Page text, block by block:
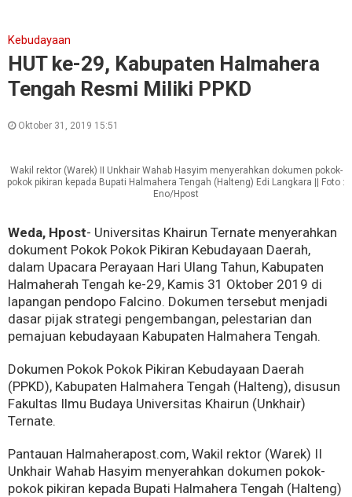
Kebudayaan
HUT ke-29, Kabupaten Halmahera
Tengah Resmi Miliki PPKD
Oktober 31, 2019 15:51
Wakil rektor (Warek) II Unkhair Wahab Hasyim menyerahkan dokumen pokok-
pokok pikiran kepada Bupati Halmahera Tengah (Halteng) Edi Langkara || Foto :
Eno/Hpost
Weda, Hpost- Universitas Khairun Ternate menyerahkan
dokument Pokok Pokok Pikiran Kebudayaan Daerah,
dalam Upacara Perayaan Hari Ulang Tahun, Kabupaten
Halmaherah Tengah ke-29, Kamis 31 Oktober 2019 di
lapangan pendopo Falcino. Dokumen tersebut menjadi
dasar pijak strategi pengembangan, pelestarian dan
pemajuan kebudayaan Kabupaten Halmahera Tengah.
Dokumen Pokok Pokok Pikiran Kebudayaan Daerah
(PPKD), Kabupaten Halmahera Tengah (Halteng), disusun
Fakultas Ilmu Budaya Universitas Khairun (Unkhair)
Ternate.
Pantauan Halmaherapost.com, Wakil rektor (Warek) II
Unkhair Wahab Hasyim menyerahkan dokumen pokok-
pokok pikiran kepada Bupati Halmahera Tengah (Halteng)